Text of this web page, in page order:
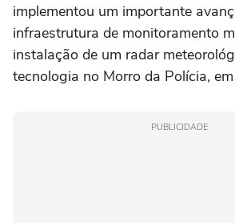
implementou um importante
infraestrutura de monitoramento
instalação de um radar
tecnologia no Morro da Polícia,
PUBLICIDADE